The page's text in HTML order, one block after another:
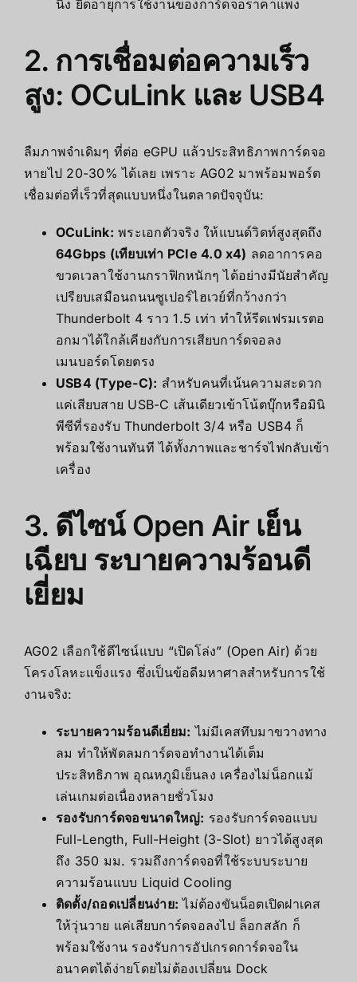
นิ่ง ยืดอายุการใช้งานของการ์ดจอราคาแพง
2. การเชื่อมต่อความเร็ว
สูง: OCuLink และ USB4
ลืมภาพจำเดิมๆ ที่ต่อ eGPU แล้วประสิทธิภาพการ์ดจอ
หายไป 20-30% ได้เลย เพราะ AG02 มาพร้อมพอร์ต
เชื่อมต่อที่เร็วที่สุดแบบหนึ่งในตลาดปัจจุบัน:
OCuLink: พระเอกตัวจริง ให้แบนด์วิดท์สูงสุดถึง
64Gbps (เทียบเท่า PCIe 4.0 x4) ลดอาการคอ
ขวดเวลาใช้งานกราฟิกหนักๆ ได้อย่างมีนัยสำคัญ
เปรียบเสมือนถนนซูเปอร์ไฮเวย์ที่กว้างกว่า
Thunderbolt 4 ราว 1.5 เท่า ทำให้รีดเฟรมเรตอ
อกมาได้ใกล้เคียงกับการเสียบการ์ดจอลง
เมนบอร์ดโดยตรง
USB4 (Type-C): สำหรับคนที่เน้นความสะดวก
แค่เสียบสาย USB-C เส้นเดียวเข้าโน้ตบุ๊กหรือมินิ
พีซีที่รองรับ Thunderbolt 3/4 หรือ USB4 ก็
พร้อมใช้งานทันที ได้ทั้งภาพและชาร์จไฟกลับเข้า
เครื่อง
3. ดีไซน์ Open Air เย็น
เฉียบ ระบายความร้อนดี
เยี่ยม
AG02 เลือกใช้ดีไซน์แบบ “เปิดโล่ง” (Open Air) ด้วย
โครงโลหะแข็งแรง ซึ่งเป็นข้อดีมหาศาลสำหรับการใช้
งานจริง:
ระบายความร้อนดีเยี่ยม: ไม่มีเคสทึบมาขวางทาง
ลม ทำให้พัดลมการ์ดจอทำงานได้เต็ม
ประสิทธิภาพ อุณหภูมิเย็นลง เครื่องไม่น็อกแม้
เล่นเกมต่อเนื่องหลายชั่วโมง
รองรับการ์ดจอขนาดใหญ่: รองรับการ์ดจอแบบ
Full-Length, Full-Height (3-Slot) ยาวได้สูงสุด
ถึง 350 มม. รวมถึงการ์ดจอที่ใช้ระบบระบาย
ความร้อนแบบ Liquid Cooling
ติดตั้ง/ถอดเปลี่ยนง่าย: ไม่ต้องขันน็อตเปิดฝาเคส
ให้วุ่นวาย แค่เสียบการ์ดจอลงไป ล็อกสลัก ก็
พร้อมใช้งาน รองรับการอัปเกรดการ์ดจอใน
อนาคตได้ง่ายโดยไม่ต้องเปลี่ยน Dock